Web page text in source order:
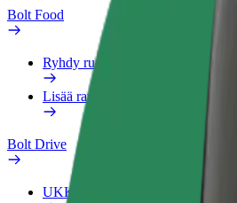
Bolt Food
Ryhdy ruokalähetiksi
Lisää ravintola tai kauppa
Bolt Drive
UKK